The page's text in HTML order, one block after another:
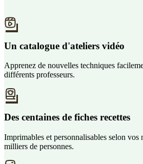
Un catalogue d'ateliers vidéo
Apprenez de nouvelles techniques
différents professeurs.
Des centaines de fiches recettes
Imprimables et personnalisables selon vos
milliers de personnes.